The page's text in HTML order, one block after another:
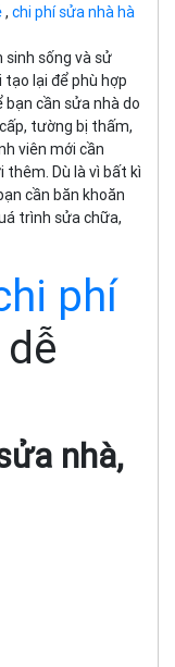
, chi phí sửa nhà hà
sống và sử
lại để phù hợp
bạn cần sửa nhà do
tường bị thấm,
viên mới cần
thêm. Dù là vì bất kì
cần băn khoăn
trình sửa chữa,
phí
dễ
nhà,